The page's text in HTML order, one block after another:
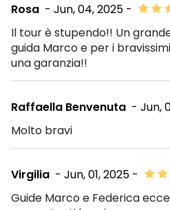
- Jun, 04, 2025 -
Rosa
Il tour è stupendo!! Un
guida Marco e per i
una garanzia!!
- Jun,
Raffaella Benvenuta
Molto bravi
- Jun, 01, 2025 -
Virgilia
Guide Marco e Federica